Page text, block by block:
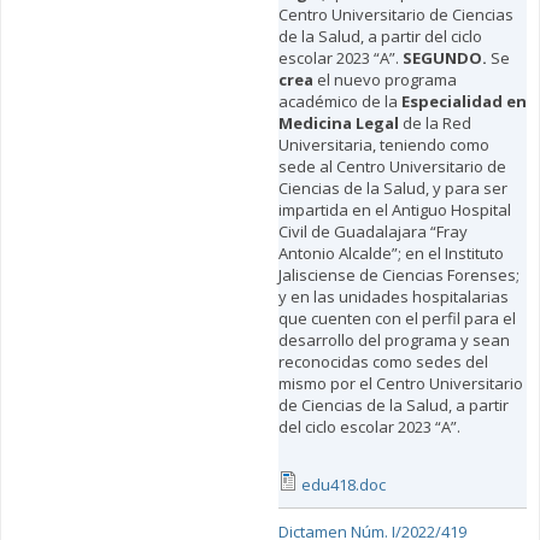
Centro Universitario de Ciencias
de la Salud, a partir del ciclo
escolar 2023 “A”. SEGUNDO. Se
crea el nuevo programa
académico de la Especialidad en
Medicina Legal de la Red
Universitaria, teniendo como
sede al Centro Universitario de
Ciencias de la Salud, y para ser
impartida en el Antiguo Hospital
Civil de Guadalajara “Fray
Antonio Alcalde”; en el Instituto
Jalisciense de Ciencias Forenses;
y en las unidades hospitalarias
que cuenten con el perfil para el
desarrollo del programa y sean
reconocidas como sedes del
mismo por el Centro Universitario
de Ciencias de la Salud, a partir
del ciclo escolar 2023 “A”.
edu418.doc
Dictamen Núm. I/2022/419